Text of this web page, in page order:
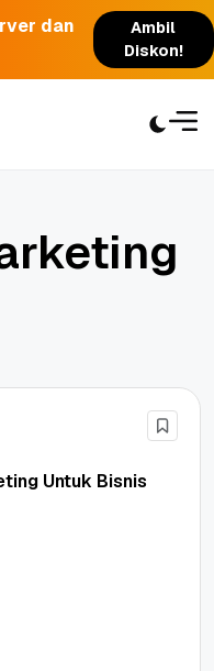
dan
Ambil
Diskon!
Untuk Bisnis